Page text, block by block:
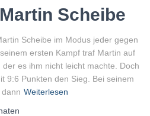
Scheibe
Scheibe im Modus jeder gegen
ersten Kampf traf Martin auf
es ihm nicht leicht machte. Doch
9:6 Punkten den Sieg. Bei seinem
Weiterlesen